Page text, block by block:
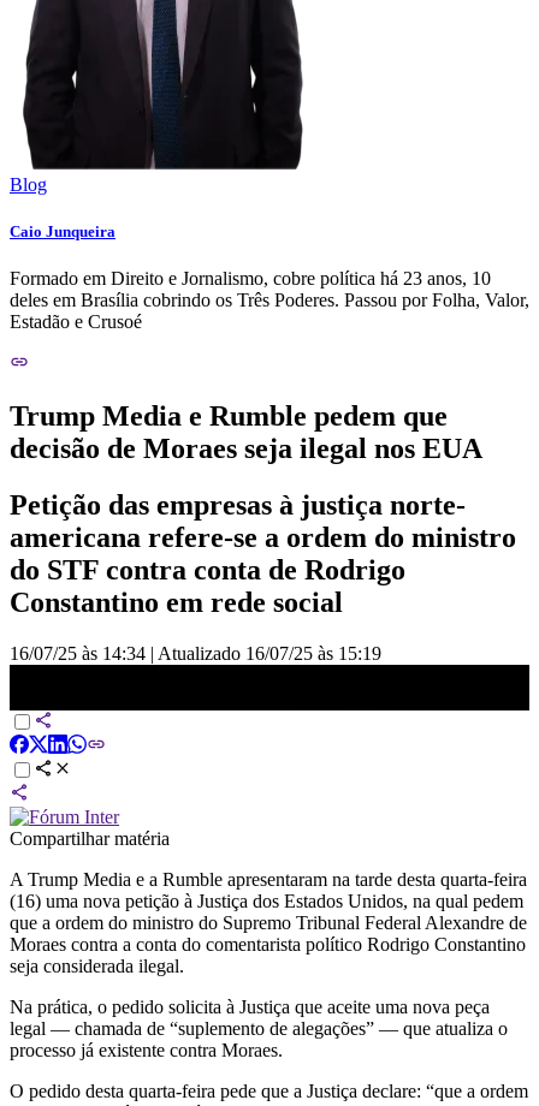
Blog
Caio Junqueira
Formado em Direito e Jornalismo, cobre política há 23 anos, 10
deles em Brasília cobrindo os Três Poderes. Passou por Folha, Valor,
Estadão e Crusoé
Trump Media e Rumble pedem que
decisão de Moraes seja ilegal nos EUA
Petição das empresas à justiça norte-
americana refere-se a ordem do ministro
do STF contra conta de Rodrigo
Constantino em rede social
16/07/25 às 14:34 | Atualizado 16/07/25 às 15:19
Compartilhar matéria
A Trump Media e a Rumble apresentaram na tarde desta quarta-feira
(16) uma nova petição à Justiça dos Estados Unidos, na qual pedem
que a ordem do ministro do Supremo Tribunal Federal Alexandre de
Moraes contra a conta do comentarista político Rodrigo Constantino
seja considerada ilegal.
Na prática, o pedido solicita à Justiça que aceite uma nova peça
legal — chamada de “suplemento de alegações” — que atualiza o
processo já existente contra Moraes.
O pedido desta quarta-feira pede que a Justiça declare: “que a ordem